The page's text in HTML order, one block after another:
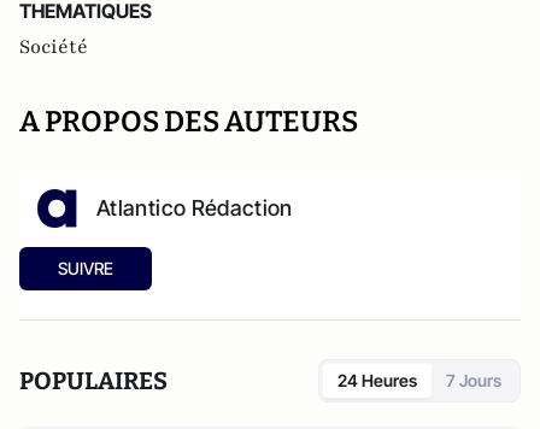
THEMATIQUES
Société
A PROPOS DES AUTEURS
Atlantico Rédaction
SUIVRE
POPULAIRES 24 Heures 7 Jours